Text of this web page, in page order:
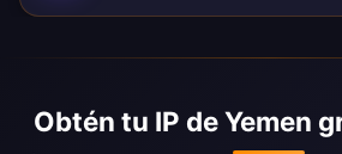
Obtén tu IP de Yemen